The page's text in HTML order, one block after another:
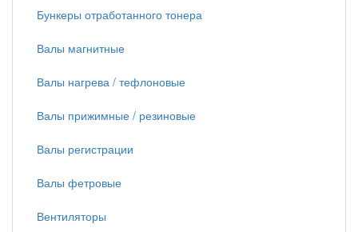
Бункеры отработанного тонера
Валы магнитные
Валы нагрева / тефлоновые
Валы прижимные / резиновые
Валы регистрации
Валы фетровые
Вентиляторы